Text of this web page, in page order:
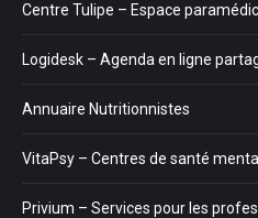
Centre Tulipe – Espace
Logidesk – Agenda en ligne
Annuaire Nutritionnistes
VitaPsy – Centres de santé
Privium – Services pour les